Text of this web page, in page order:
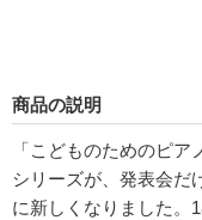
商品の説明
「こどものためのピア
シリーズが、発表会だ
に新しくなりました。